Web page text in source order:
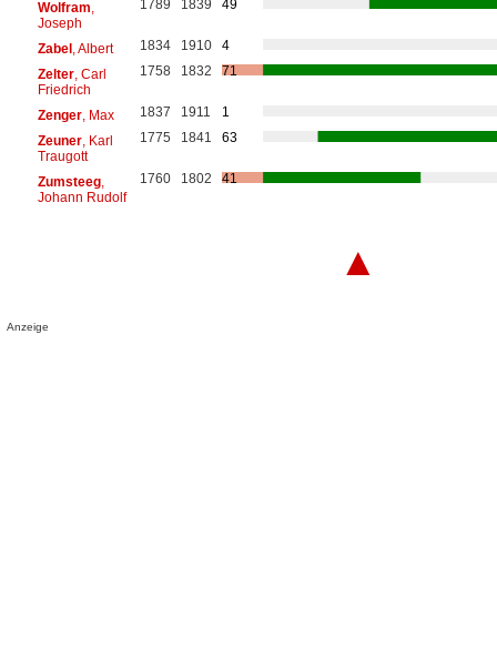
Wolfram
Joseph
1789 1839 49
Zabel, Albert 1834 1910
4
Zelter, Carl
Friedrich
1758 1832 71
Zenger, Max 1837 1911
1
Zeuner, Karl
Traugott
1775 1841 63
Zumsteeg,
Johann Rudolf
1760 1802 41
▲
Anzeige